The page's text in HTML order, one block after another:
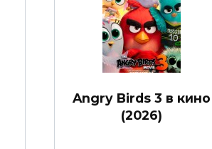
Angry Birds 3 в кино
(2026)